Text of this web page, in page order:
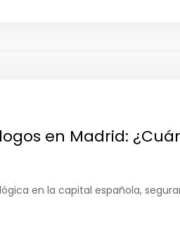
en Madrid:
en la capital española,